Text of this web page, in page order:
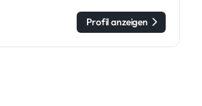
Profil anzeigen